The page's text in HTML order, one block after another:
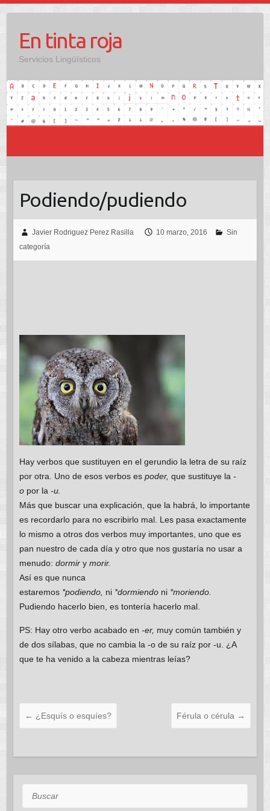
contenidoEn tinta roja
Servicios Lingüísticos
Podiendo/pudiendo
Javier Rodriguez Perez Rasilla 10 marzo, 2016
Sin
categoría
Hay verbos que sustituyen en el gerundio la letra de su raíz
por otra. Uno de esos verbos es poder, que sustituye la -
opor la -u.
Más que buscar una explicación, que la habrá, lo importante
es recordarlo para no escribirlo mal. Les pasa exactamente
lo mismo a otros dos verbos muy importantes, uno que es
pan nuestro de cada día y otro que nos gustaría no usar a
menudo: dormiry morir.
Así es que nunca
estaremos *podiendo, ni *dormiendoni *moriendo.
Pudiendo hacerlo bien, es tontería hacerlo mal.
PS: Hay otro verbo acabado en -er, muy común también y
de dos sílabas, que no cambia la -o de su raíz por -u. ¿A
que te ha venido a la cabeza mientras leías?
← ¿Esquís o esquíes? Férula o cérula →
Buscar